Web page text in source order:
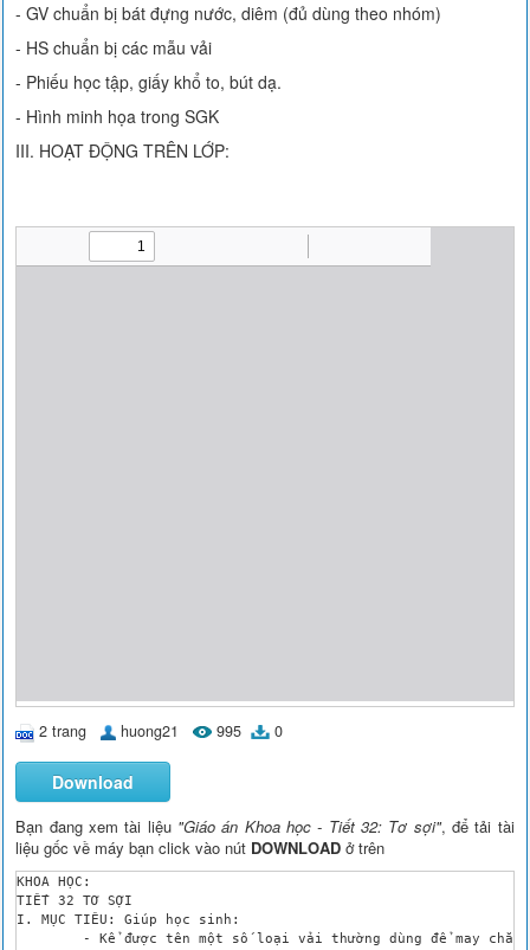
- GV chuẩn bị bát đựng nước, diêm (đủ dùng theo nhóm)
- HS chuẩn bị các mẫu vải
- Phiếu học tập, giấy khổ to, bút dạ.
- Hình minh họa trong SGK
III. HOẠT ĐỘNG TRÊN LỚP:
2 trang huong21 995 0
Download
Bạn đang xem tài liệu "Giáo án Khoa học - Tiết 32: Tơ sợi", để tải tài
liệu gốc về máy bạn click vào nút DOWNLOAD ở trên
KHOA HỌC:
TIẾT 32 TƠ SỢI
I. MỤC TIÊU: Giúp học sinh: